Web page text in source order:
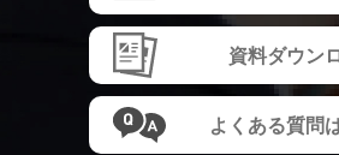
資料ダウン
よくある質問